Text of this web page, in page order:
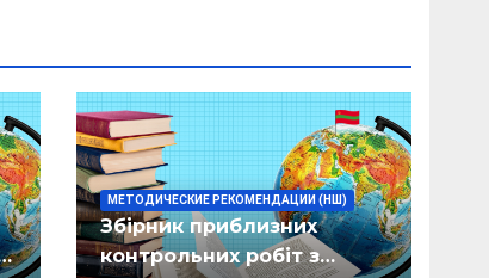
МЕТОДИЧЕСКИЕ РЕКОМЕНДАЦИИ (НШ)
Збірник приблизних
контрольних робіт з